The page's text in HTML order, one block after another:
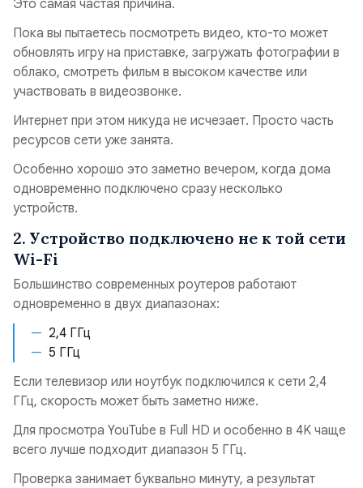
Это самая частая причина.
Пока вы пытаетесь посмотреть видео, кто-то может
обновлять игру на приставке, загружать фотографии в
облако, смотреть фильм в высоком качестве или
участвовать в видеозвонке.
Интернет при этом никуда не исчезает. Просто часть
ресурсов сети уже занята.
Особенно хорошо это заметно вечером, когда дома
одновременно подключено сразу несколько
устройств.
2. Устройство подключено не к той сети
Wi-Fi
Большинство современных роутеров работают
одновременно в двух диапазонах:
2,4 ГГц
5 ГГц
Если телевизор или ноутбук подключился к сети 2,4
ГГц, скорость может быть заметно ниже.
Для просмотра YouTube в Full HD и особенно в 4K чаще
всего лучше подходит диапазон 5 ГГц.
Проверка занимает буквально минуту, а результат